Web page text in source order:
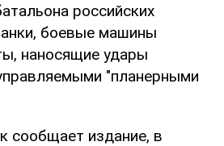
российских
боевые машины
наносящие удары
"планерными
сообщает издание, в